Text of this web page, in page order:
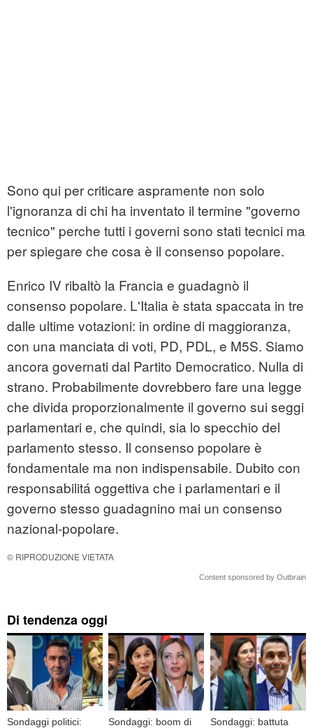
Sono qui per criticare aspramente non solo
l'ignoranza di chi ha inventato il termine "governo
tecnico" perche tutti i governi sono stati tecnici ma
per spiegare che cosa è il consenso popolare.
Enrico IV ribaltò la Francia e guadagnò il
consenso popolare. L'Italia è stata spaccata in tre
dalle ultime votazioni: in ordine di maggioranza,
con una manciata di voti, PD, PDL, e M5S. Siamo
ancora governati dal Partito Democratico. Nulla di
strano. Probabilmente dovrebbero fare una legge
che divida proporzionalmente il governo sui seggi
parlamentari e, che quindi, sia lo specchio del
parlamento stesso. Il consenso popolare è
fondamentale ma non indispensabile. Dubito con
responsabilitá oggettiva che i parlamentari e il
governo stesso guadagnino mai un consenso
nazional-popolare.
© RIPRODUZIONE VIETATA
Content sponsored by Outbrain
Di tendenza oggi
Sondaggi politici:
Sondaggi: boom di
Sondaggi: battuta